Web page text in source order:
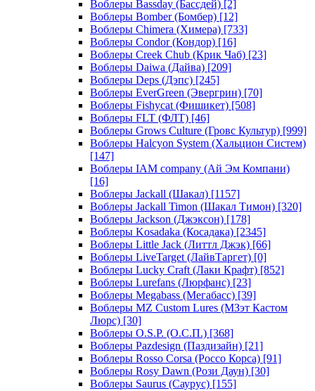
Воблеры Bassday (Бассдей) [2]
Воблеры Bomber (Бомбер) [12]
Воблеры Chimera (Химера) [733]
Воблеры Condor (Кондор) [16]
Воблеры Creek Chub (Крик Чаб) [23]
Воблеры Daiwa (Дайва) [209]
Воблеры Deps (Дэпс) [245]
Воблеры EverGreen (Эвергрин) [70]
Воблеры Fishycat (Фишикет) [508]
Воблеры FLT (ФЛТ) [46]
Воблеры Grows Culture (Гровс Культур) [999]
Воблеры Halcyon System (Хальцион Систем)
[147]
Воблеры IAM company (Ай Эм Компани)
[16]
Воблеры Jackall (Шакал) [1157]
Воблеры Jackall Timon (Шакал Тимон) [320]
Воблеры Jackson (Джэксон) [178]
Воблеры Kosadaka (Косадака) [2345]
Воблеры Little Jack (Литтл Джэк) [66]
Воблеры LiveTarget (ЛайвТаргет) [0]
Воблеры Lucky Craft (Лаки Крафт) [852]
Воблеры Lurefans (Люрфанс) [23]
Воблеры Megabass (Мегабасс) [39]
Воблеры MZ Custom Lures (МЗэт Кастом
Люрс) [30]
Воблеры O.S.P. (О.С.П.) [368]
Воблеры Pazdesign (Паздизайн) [21]
Воблеры Rosso Corsa (Россо Корса) [91]
Воблеры Rosy Dawn (Рози Даун) [30]
Воблеры Saurus (Саурус) [155]